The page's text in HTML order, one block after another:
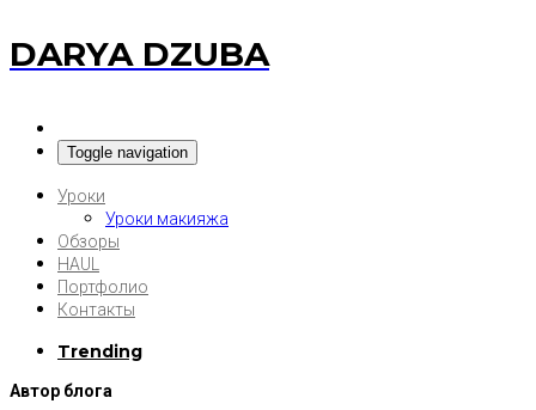
DARYA DZUBA
Toggle navigation
Уроки
Уроки макияжа
Обзоры
HAUL
Портфолио
Контакты
Trending
Автор блога